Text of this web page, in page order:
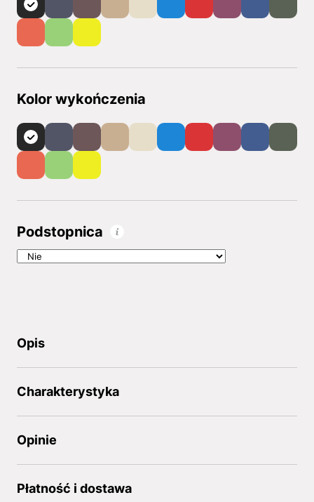
Kolor wykończenia
Podstopnica
Opis
Charakterystyka
Opinie
Płatność i dostawa